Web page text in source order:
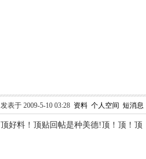
发表于 2009-5-10 03:28 资料 个人空间 短消息
顶好料！顶贴回帖是种美德!顶！顶！顶